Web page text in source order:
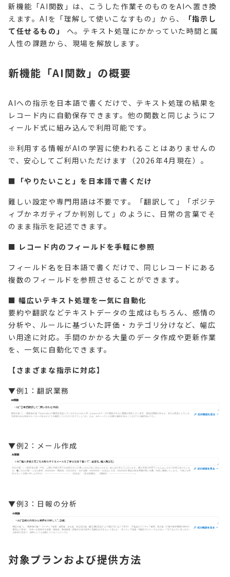
新機能「AI関数」は、こうした作業そのものをAIへ置き換
えます。AIを「理解して使いこなすもの」から、
「指示し
て任せるもの」
へ。テキスト処理にかかっていた時間と属
人性の課題から、現場を解放します。
新機能「AI関数」の概要
AIへの指示を日本語で書くだけで、テキスト処理の結果を
レコード内に自動保存できます。他の関数と同じようにフ
ィールド式に組み込んで利用可能です。
※利用する情報がAIの学習に使われることはありませんの
で、安心してご利用いただけます（2026年4月現在）。
■「やりたいこと」を日本語で書くだけ
難しい設定や専門用語は不要です。「翻訳して」「ポジテ
ィブかネガティブか判別して」のように、日常の言葉でそ
のまま指示を記述できます。
■ レコード内のフィールドを手軽に参照
フィールド名を日本語で書くだけで、同じレコードにある
複数のフィールドを参照させることができます。
■ 幅広いテキスト処理を一気に自動化
要約や翻訳などテキストデータの生成はもちろん、感情の
分析や、ルールに基づいた評価・カテゴリ分けなど、幅広
い用途に対応。手間のかかる大量のデータ作成や更新作業
を、一気に自動化できます。
【さまざまな指示に対応】
▼例1：翻訳業務
▼例2：メール作成
▼例3：日報の分析
対象プランおよび提供方法